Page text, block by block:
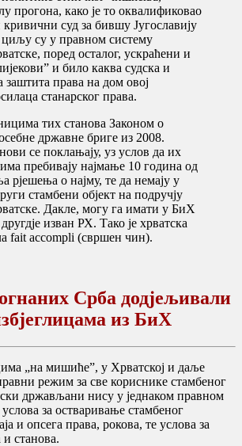
прогона, како је то оквалификовао
суд за бившу Југославију
су у правном систему
поред осталог, ускраћени и
и било каква судска и
заштита права на дом овој
станарског права.
тих станова Законом о
државне бриге из 2008.
се поклањају, уз услов да их
пребивају најмање 10 година од
рјешења о најму, те да немају у
стамбени објект на подручју
Дакле, могу га имати у БиХ
изван РХ. Тако је хрватска
fait accompli (свршен чин).
Срба додјељивали
из БиХ
„на мишиће”, у Хрватској и даље
режим за све кориснике стамбеног
држављани нису у једнаком правном
за остваривање стамбеног
и опсега права, рокова, те услова за
и станова.